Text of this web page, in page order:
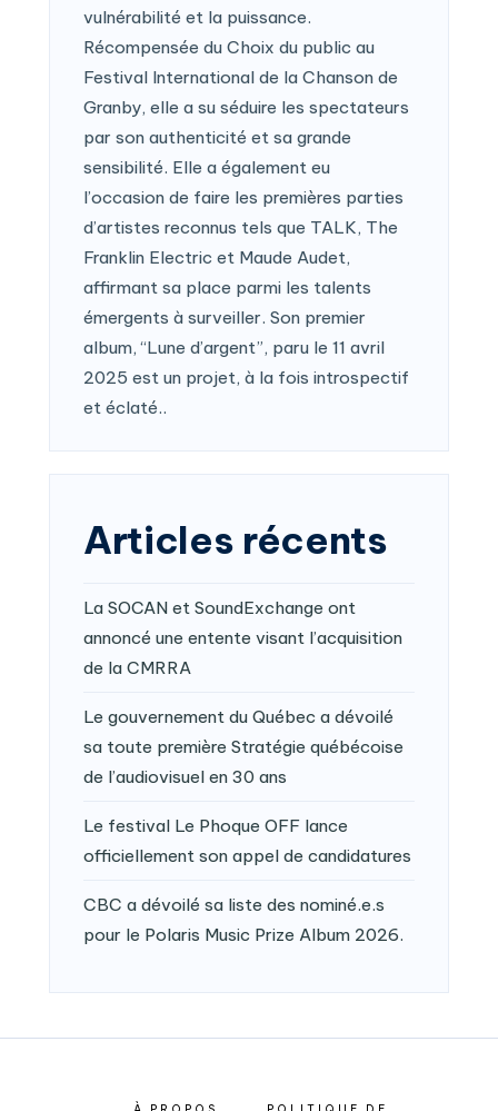
vulnérabilité et la puissance.
Récompensée du Choix du public au
Festival International de la Chanson de
Granby, elle a su séduire les spectateurs
par son authenticité et sa grande
sensibilité. Elle a également eu
l’occasion de faire les premières parties
d’artistes reconnus tels que TALK, The
Franklin Electric et Maude Audet,
affirmant sa place parmi les talents
émergents à surveiller. Son premier
album, “Lune d’argent”, paru le 11 avril
2025 est un projet, à la fois introspectif
et éclaté..
Articles récents
La SOCAN et SoundExchange ont
annoncé une entente visant l’acquisition
de la CMRRA
Le gouvernement du Québec a dévoilé
sa toute première Stratégie québécoise
de l’audiovisuel en 30 ans
Le festival Le Phoque OFF lance
officiellement son appel de candidatures
CBC a dévoilé sa liste des nominé.e.s
pour le Polaris Music Prize Album 2026.